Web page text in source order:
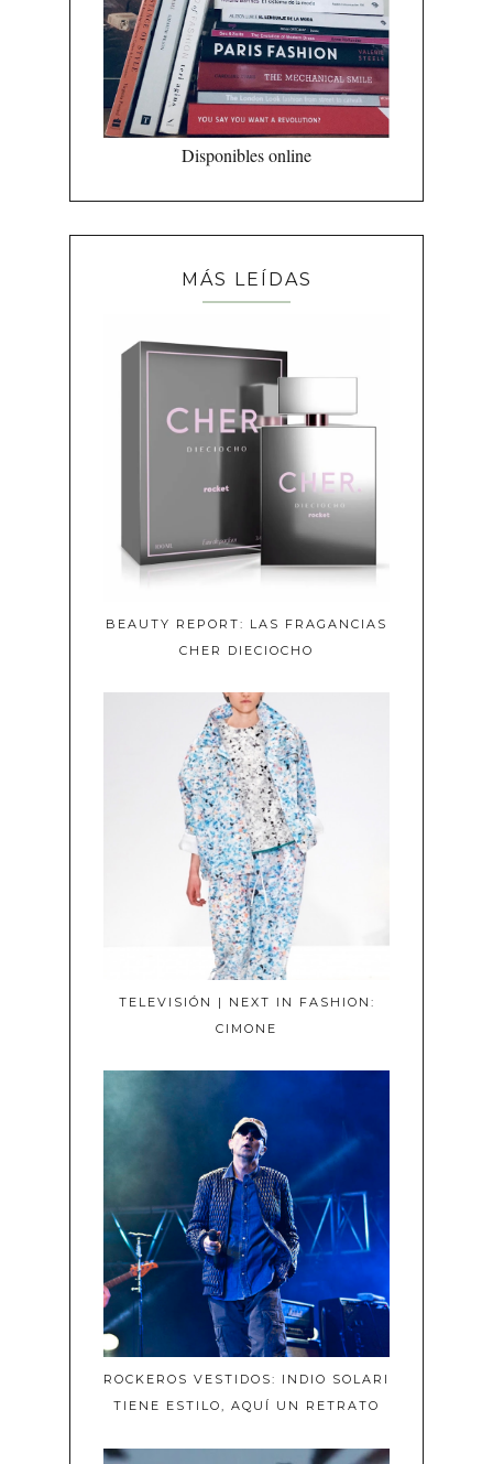
Disponibles online
MÁS LEÍDAS
BEAUTY REPORT: LAS FRAGANCIAS
CHER DIECIOCHO
TELEVISIÓN | NEXT IN FASHION:
CIMONE
ROCKEROS VESTIDOS: INDIO SOLARI
TIENE ESTILO, AQUÍ UN RETRATO